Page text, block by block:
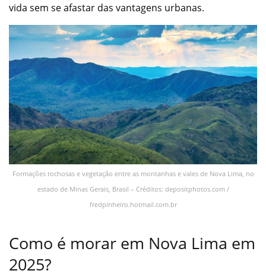
vida sem se afastar das vantagens urbanas.
Formações rochosas e vegetação entre as montanhas e vales de Nova Lima, no
estado de Minas Gerais, Brasil – Créditos: depositphotos.com /
fredpinheiro.hotmail.com.br
Como é morar em Nova Lima em
2025?